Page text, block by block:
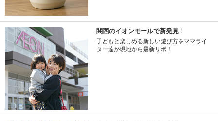
関西のイオンモールで新発見！
子どもと楽しめる新しい遊び方をママライ
ター達が現地から最新リポ！